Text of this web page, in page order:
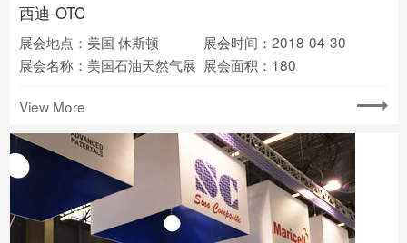
西迪-OTC
展会地点：美国 休斯顿
展会时间：2018-04-30
展会名称：美国石油天然气展 展会面积：180
View More